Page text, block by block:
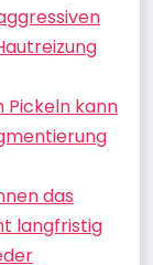
Pickeln kann
das
langfristig